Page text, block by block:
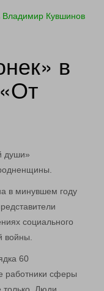
Владимир Кувшинов
в
в минувшем году
социального
войны.
60
работники сферы
Люди,